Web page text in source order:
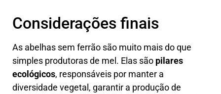
Considerações finais
As abelhas sem ferrão são muito mais do que
simples produtoras de mel. Elas são pilares
ecológicos, responsáveis por manter a
diversidade vegetal, garantir a produção de